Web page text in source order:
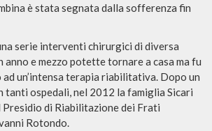
è stata segnata dalla sofferenza fin
serie interventi chirurgici di diversa
anno e mezzo potette tornare a casa ma fu
un’intensa terapia riabilitativa. Dopo un
tanti ospedali, nel 2012 la famiglia Sicari
Presidio di Riabilitazione dei Frati
Rotondo.